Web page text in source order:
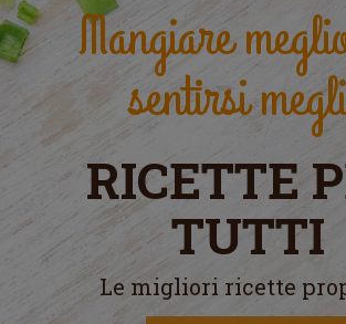
Mangiare
sentirsi
RICETTE
TUTTI
Le migliori ricette